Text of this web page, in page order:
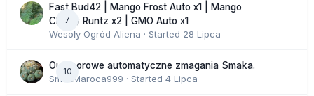
7
Fast Bud42 | Mango Frost Auto x1 | Mango
Cherry Runtz x2 | GMO Auto x1
Wesoły Ogród Aliena · Started 28 Lipca
10
Outdoorowe automatyczne zmagania Smaka.
SmakMaroca999 · Started 4 Lipca